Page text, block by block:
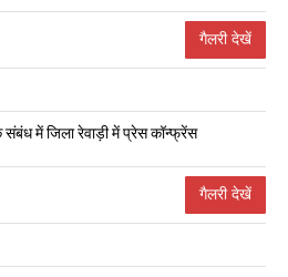
गैलरी देखें
में जिला रेवाड़ी में प्रेस कॉन्फ्रेंस
गैलरी देखें